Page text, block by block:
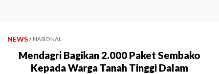
NEWS / NASIONAL
Mendagri Bagikan 2.000 Paket Sembako
Kepada Warga Tanah Tinggi Dalam